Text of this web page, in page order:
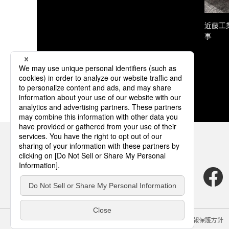
近藤工
事
サイトのご利用にあたって クッキーポリシー 個人情報保護方針